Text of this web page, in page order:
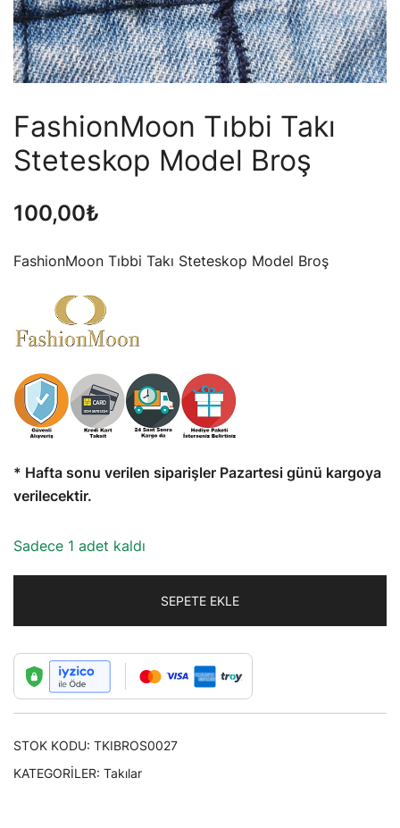
FashionMoon Tıbbi Takı
Steteskop Model Broş
100,00₺
FashionMoon Tıbbi Takı Steteskop Model Broş
* Hafta sonu verilen siparişler Pazartesi günü kargoya
verilecektir.
Sadece 1 adet kaldı
SEPETE EKLE
STOK KODU: TKIBROS0027
KATEGORILER: Takılar